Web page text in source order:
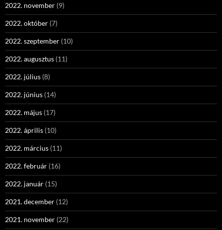
2022. november (9)
2022. október (7)
2022. szeptember (10)
2022. augusztus (11)
2022. július (8)
2022. június (14)
2022. május (17)
2022. április (10)
2022. március (11)
2022. február (16)
2022. január (15)
2021. december (12)
2021. november (22)